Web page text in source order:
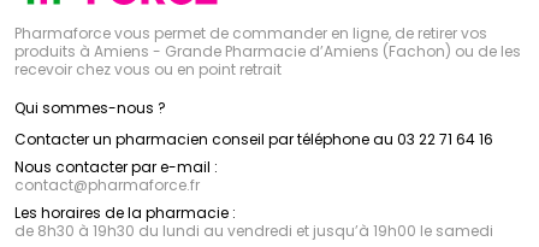
Pharmaforce vous permet de commander en ligne, de retirer vos
produits à Amiens - Grande Pharmacie d’Amiens (Fachon) ou de les
recevoir chez vous ou en point retrait
Qui sommes-nous ?
Contacter un pharmacien conseil par téléphone au 03 22 71 64 16
Nous contacter par e-mail :
contact@pharmaforce.fr
Les horaires de la pharmacie :
de 8h30 à 19h30 du lundi au vendredi et jusqu’à 19h00 le samedi